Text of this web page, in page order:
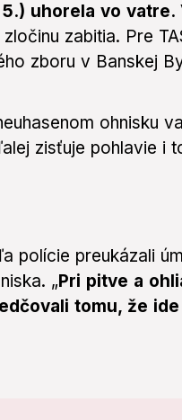
uhorela vo vatre.
zabitia. Pre
zboru v Banskej
ohnisku
zisťuje pohlavie i
polície preukázali
„Pri pitve a
tomu, že